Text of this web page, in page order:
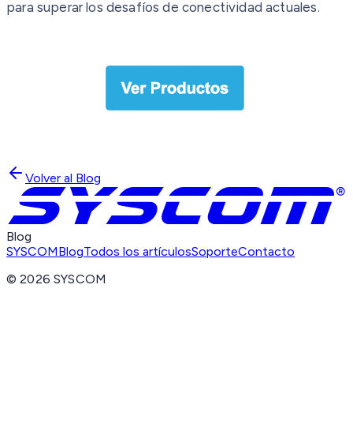
para superar los desafíos de conectividad actuales.
Volver al Blog
Blog
SYSCOMBlogTodos los artículosSoporteContacto
©2026 SYSCOM